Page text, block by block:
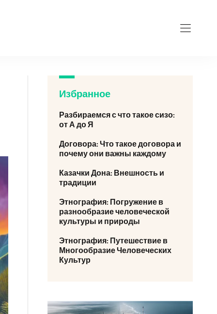
Избранное
Разбираемся с что такое сизо:
от А до Я
Договора: Что такое договора и
почему они важны каждому
Казачки Дона: Внешность и
традиции
Этнография: Погружение в
разнообразие человеческой
культуры и природы
Этнография: Путешествие в
Многообразие Человеческих
Культур